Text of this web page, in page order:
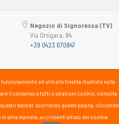
Negozio di Signoressa (TV)
Via Ortigara, 84
+39 0423 670847
funzionamento ed utili alle finalità illustrate nella
il consenso a tutti o ad alcuni cookie, consulta
banner, scorrendo questa pagina, cliccando
altra maniera, acconsenti all'uso dei cookie.